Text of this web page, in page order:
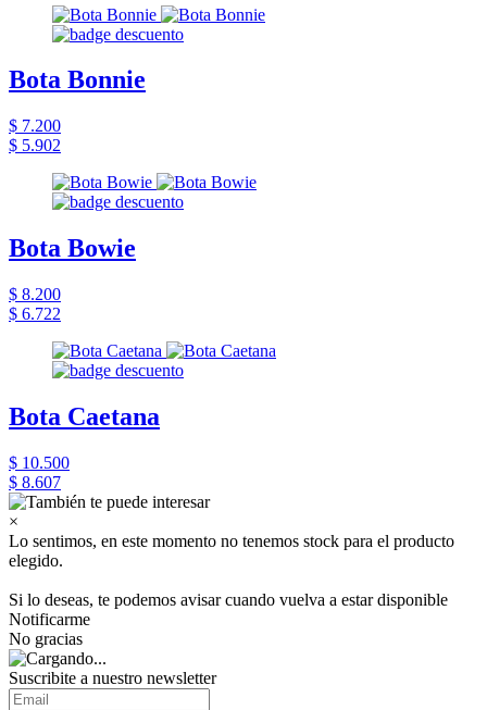
Bota Bonnie
$ 7.200
$ 5.902
Bota Bowie
$ 8.200
$ 6.722
Bota Caetana
$ 10.500
$ 8.607
×
Lo sentimos, en este momento no tenemos stock para el producto
elegido.
Si lo deseas, te podemos avisar cuando vuelva a estar disponible
Notificarme
No gracias
Suscribite a nuestro newsletter